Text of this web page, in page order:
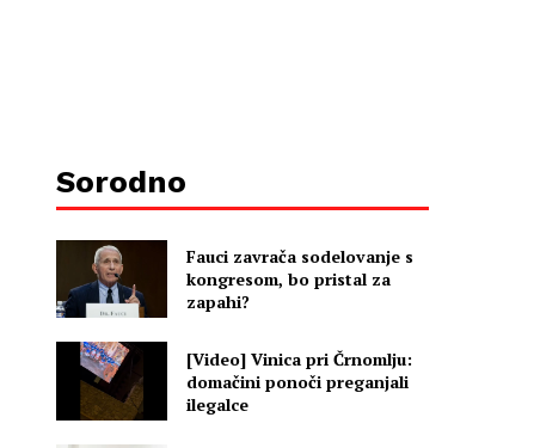
Sorodno
Fauci zavrača sodelovanje s
kongresom, bo pristal za
zapahi?
[Video] Vinica pri Črnomlju:
domačini ponoči preganjali
ilegalce